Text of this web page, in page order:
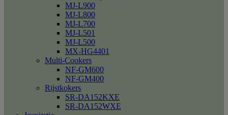
MJ-L900
MJ-L800
MJ-L700
MJ-L501
MJ-L500
MX-HG4401
Multi-Cookers
NF-GM600
NF-GM400
Rijstkokers
SR-DA152KXE
SR-DA152WXE